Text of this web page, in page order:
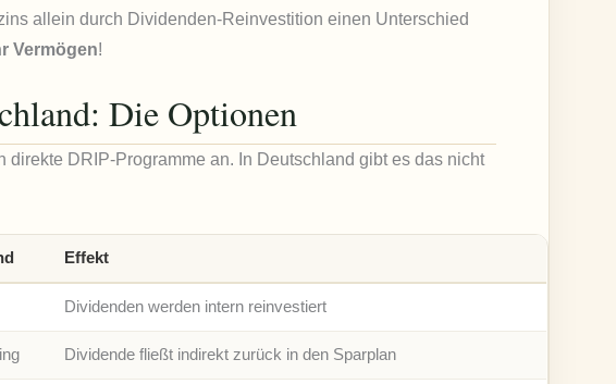
allein durch Dividenden-Reinvestition einen Unterschied
Vermögen!
Die Optionen
direkte DRIP-Programme an. In Deutschland gibt es das nicht
Effekt
Dividenden werden intern reinvestiert
Dividende fließt indirekt zurück in den Sparplan